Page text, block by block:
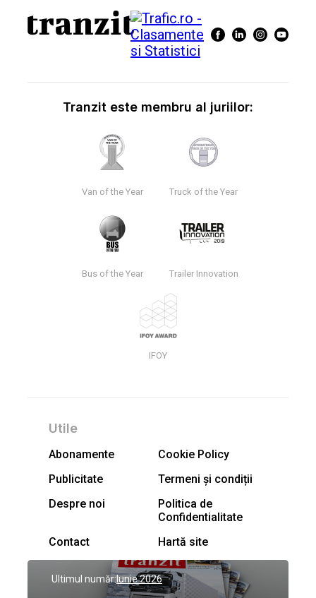
Tranzit este membru al juriilor:
Van of the Year Truck of the Year
Bus of the Year Trailer Innovation
IFOY
Utile
Abonamente
Cookie Policy
Publicitate
Termeni și condiții
Despre noi
Politica de
Confidentialitate
Contact
Hartă site
Ultimul număr:Iunie 2026